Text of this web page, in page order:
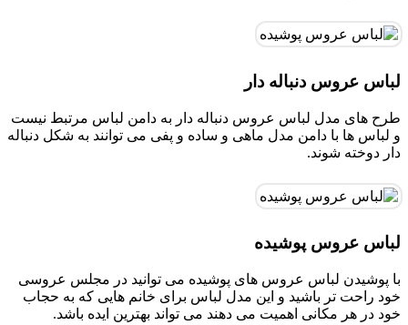
لباس عروس دنباله دار
طرح های مدل لباس عروس دنباله دار به دامن لباس مرتبط نیست
و لباس ها با دامن مدل ماهی و ساده و پفی می توانند به شکل دنباله
دار دوخته شوند.
لباس عروس پوشیده
با پوشیدن لباس عروس های پوشیده می توانید در مجلس عروسی
خود راحت تر باشید و این مدل لباس برای خانم هایی که به حجاب
خود در هر مکانی اهمیت می دهند می تواند بهترین ایده باشد.